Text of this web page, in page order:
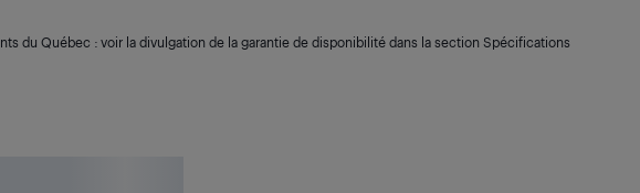
du Québec : voir la divulgation de la garantie de disponibilité dans la section Spécifications